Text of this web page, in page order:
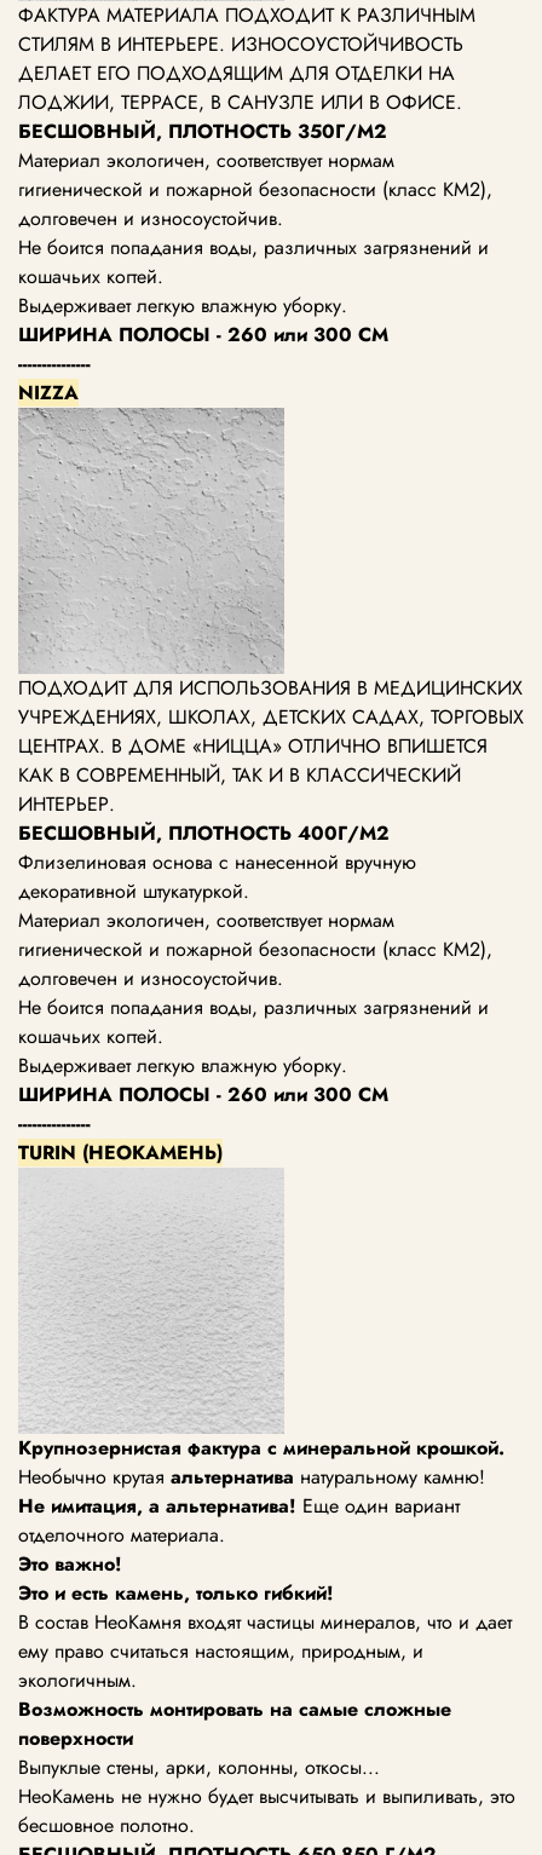
ФАКТУРА МАТЕРИАЛА ПОДХОДИТ К РАЗЛИЧНЫМ
СТИЛЯМ В ИНТЕРЬЕРЕ. ИЗНОСОУСТОЙЧИВОСТЬ
ДЕЛАЕТ ЕГО ПОДХОДЯЩИМ ДЛЯ ОТДЕЛКИ НА
ЛОДЖИИ, ТЕРРАСЕ, В САНУЗЛЕ ИЛИ В ОФИСЕ.
БЕСШОВНЫЙ, ПЛОТНОСТЬ 350Г/М2
Материал экологичен, соответствует нормам
гигиенической и пожарной безопасности (класс КМ2),
долговечен и износоустойчив.
Не боится попадания воды, различных загрязнений и
кошачьих когтей.
Выдерживает легкую влажную уборку.
ШИРИНА ПОЛОСЫ - 260 или 300 СМ
---------------
NIZZA
ПОДХОДИТ ДЛЯ ИСПОЛЬЗОВАНИЯ В МЕДИЦИНСКИХ
УЧРЕЖДЕНИЯХ, ШКОЛАХ, ДЕТСКИХ САДАХ, ТОРГОВЫХ
ЦЕНТРАХ. В ДОМЕ «НИЦЦА» ОТЛИЧНО ВПИШЕТСЯ
КАК В СОВРЕМЕННЫЙ, ТАК И В КЛАССИЧЕСКИЙ
ИНТЕРЬЕР.
БЕСШОВНЫЙ, ПЛОТНОСТЬ 400Г/М2
Флизелиновая основа с нанесенной вручную
декоративной штукатуркой.
Материал экологичен, соответствует нормам
гигиенической и пожарной безопасности (класс KM2),
долговечен и износоустойчив.
Не боится попадания воды, различных загрязнений и
кошачьих когтей.
Выдерживает легкую влажную уборку.
ШИРИНА ПОЛОСЫ - 260 или 300 СМ
---------------
TURIN (НЕОКАМЕНЬ)
Крупнозернистая фактура с минеральной крошкой.
Необычно крутая альтернатива натуральному камню!
Не имитация, а альтернатива! Еще один вариант
отделочного материала.
Это важно!
Это и есть камень, только гибкий!
В состав НеоКамня входят частицы минералов, что и дает
ему право считаться настоящим, природным, и
экологичным.
Возможность монтировать на самые сложные
поверхности
Выпуклые стены, арки, колонны, откосы...
НеоКамень не нужно будет высчитывать и выпиливать, это
бесшовное полотно.